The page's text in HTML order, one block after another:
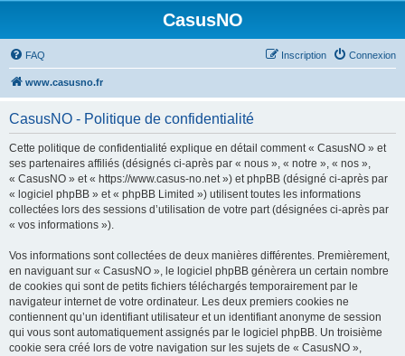
CasusNO
FAQ Connexion
Inscription
www.casusno.fr
CasusNO - Politique de confidentialité
Cette politique de confidentialité explique en détail comment « CasusNO » et
ses partenaires affiliés (désignés ci-après par « nous », « notre », « nos »,
« CasusNO » et « https://www.casus-no.net ») et phpBB (désigné ci-après par
« logiciel phpBB » et « phpBB Limited ») utilisent toutes les informations
collectées lors des sessions d’utilisation de votre part (désignées ci-après par
« vos informations »).
Vos informations sont collectées de deux manières différentes. Premièrement,
en naviguant sur « CasusNO », le logiciel phpBB génèrera un certain nombre
de cookies qui sont de petits fichiers téléchargés temporairement par le
navigateur internet de votre ordinateur. Les deux premiers cookies ne
contiennent qu’un identifiant utilisateur et un identifiant anonyme de session
qui vous sont automatiquement assignés par le logiciel phpBB. Un troisième
cookie sera créé lors de votre navigation sur les sujets de « CasusNO »,